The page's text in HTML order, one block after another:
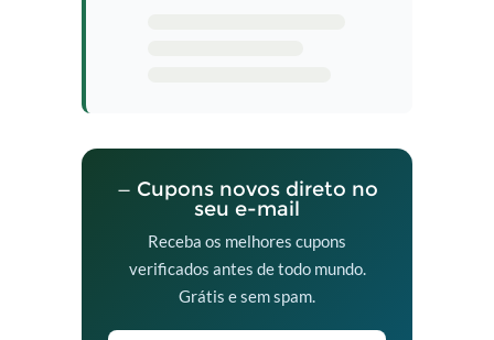
— Cupons novos direto no
seu e-mail
Receba os melhores cupons
verificados antes de todo mundo.
Grátis e sem spam.